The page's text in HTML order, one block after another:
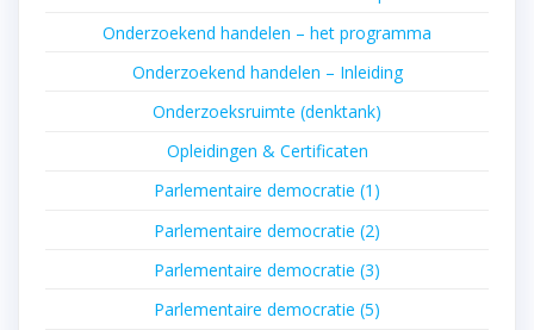
Onderzoekend handelen – het programma
Onderzoekend handelen – Inleiding
Onderzoeksruimte (denktank)
Opleidingen & Certificaten
Parlementaire democratie (1)
Parlementaire democratie (2)
Parlementaire democratie (3)
Parlementaire democratie (5)